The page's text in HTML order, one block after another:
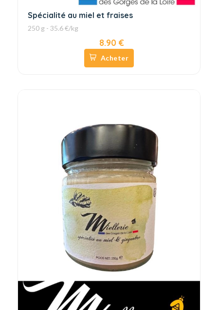
Spécialité au miel et fraises
250 g - 35.6 €/kg
8.90 €
Acheter